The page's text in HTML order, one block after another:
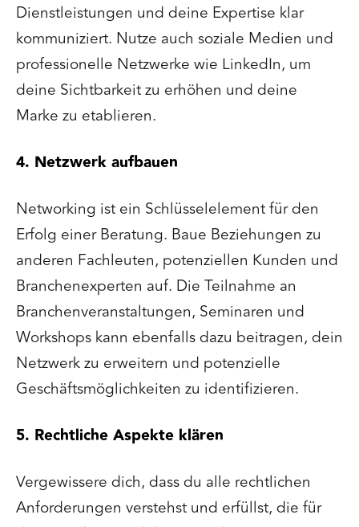
Dienstleistungen und deine Expertise klar
kommuniziert. Nutze auch soziale Medien und
professionelle Netzwerke wie LinkedIn, um
deine Sichtbarkeit zu erhöhen und deine
Marke zu etablieren.
4. Netzwerk aufbauen
Networking ist ein Schlüsselelement für den
Erfolg einer Beratung. Baue Beziehungen zu
anderen Fachleuten, potenziellen Kunden und
Branchenexperten auf. Die Teilnahme an
Branchenveranstaltungen, Seminaren und
Workshops kann ebenfalls dazu beitragen, dein
Netzwerk zu erweitern und potenzielle
Geschäftsmöglichkeiten zu identifizieren.
5. Rechtliche Aspekte klären
Vergewissere dich, dass du alle rechtlichen
Anforderungen verstehst und erfüllst, die für